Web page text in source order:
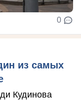
0
из самых
Кудинова